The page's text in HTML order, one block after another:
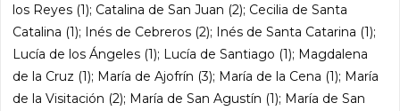
los Reyes (1); Catalina de San Juan (2); Cecilia de Santa
Catalina (1); Inés de Cebreros (2); Inés de Santa Catarina (1);
Lucía de los Ángeles (1); Lucía de Santiago (1); Magdalena
de la Cruz (1); María de Ajofrín (3); María de la Cena (1); María
de la Visitación (2); María de San Agustín (1); María de San